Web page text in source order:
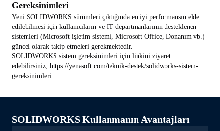
Gereksinimleri
Yeni SOLIDWORKS sürümleri çıktığında en iyi performansın elde
edilebilmesi için kullanıcıların ve IT departmanlarının desteklenen
sistemleri (Microsoft işletim sistemi, Microsoft Office, Donanım vb.)
güncel olarak takip etmeleri gerekmektedir.
SOLIDWORKS sistem gereksinimleri için linkini ziyaret
edebilirsiniz; https://yenasoft.com/teknik-destek/solidworks-sistem-
gereksinimleri
SOLIDWORKS Kullanmanın Avantajları